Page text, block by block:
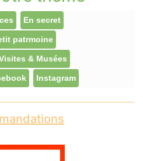
En secret
patrmoine
& Musées
Instagram